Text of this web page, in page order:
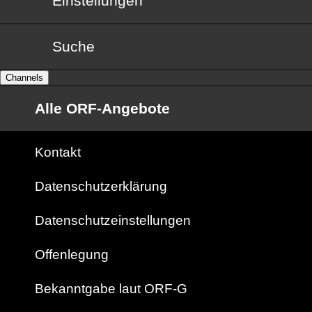
Suche
Channels
Alle ORF-Angebote
Kontakt
Datenschutzerklärung
Datenschutzeinstellungen
Offenlegung
Bekanntgabe laut ORF-G